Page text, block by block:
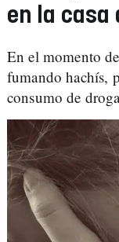
en la casa
En el momento
fumando hachís,
consumo de